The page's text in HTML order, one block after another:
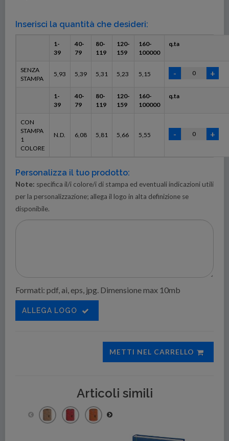
Inserisci la quantità che desideri:
1-
39
40-
79
80-
119
120-
159
160-
100000
q.ta
SENZA
STAMPA
5,93 5,39 5,31 5,23 5,15
1-
39
40-
79
80-
119
120-
159
160-
100000
q.ta
CON
STAMPA
1
COLORE
N.D. 6,08 5,81 5,66 5,55
Personalizza il tuo prodotto:
Note: specifica il/i colore/i di stampa ed eventuali indicazioni utili
per la personalizzazione; allega il logo in alta definizione se
disponibile.
Formati: pdf, ai, eps, jpg. Dimensione max 10mb
ALLEGA LOGO
METTI NEL CARRELLO
Articoli simili